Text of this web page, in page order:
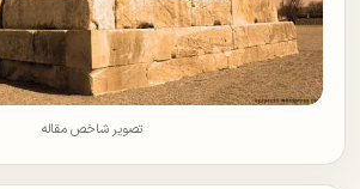
تصویر شاخص مقاله